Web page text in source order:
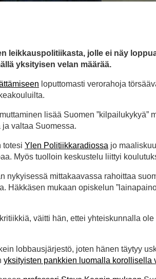
leikkauspolitiikasta, jolle ei näy
yksityisen velan määrää.
loputtomasti verorahoja
lisää Suomen ”kilpailukykyä”
valtaa Suomessa.
totesi Ylen Politiikkaradiossa jo
Myös tuolloin keskustelu liittyi
nykyisessä mittakaavassa rahoittaa
Häkkäsen mukaan opiskelun
väitti hän, ettei yhteiskunnalla ole
lobbausjärjestö, joten hänen täytyy
yksityisten pankkien luomalla korollisella